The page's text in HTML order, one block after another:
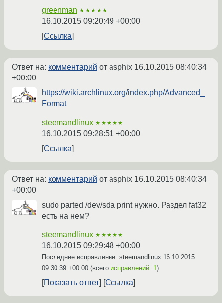
greenman ★★★★★
16.10.2015 09:20:49 +00:00
Ссылка
Ответ на: комментарий от asphix 16.10.2015 08:40:34
+00:00
https://wiki.archlinux.org/index.php/Advanced_
Format
steemandlinux ★★★★★
16.10.2015 09:28:51 +00:00
Ссылка
Ответ на: комментарий от asphix 16.10.2015 08:40:34
+00:00
sudo parted /dev/sda print нужно. Раздел fat32
есть на нем?
steemandlinux ★★★★★
16.10.2015 09:29:48 +00:00
Последнее исправление: steemandlinux 16.10.2015
09:30:39 +00:00 (всего исправлений: 1)
Показать ответ Ссылка